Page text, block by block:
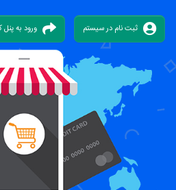
ثبت نام در سیستم ورود به پنل